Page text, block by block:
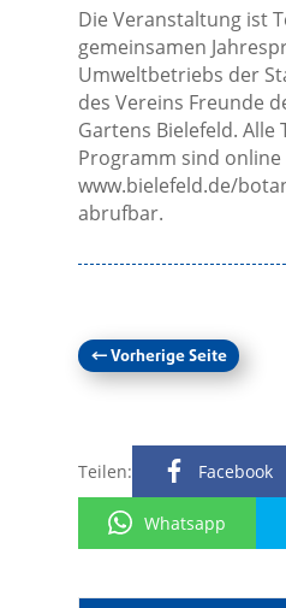
Die Veranstaltung ist
gemeinsamen
Umweltbetriebs der
des Vereins Freunde
Gartens Bielefeld. Alle
Programm sind
www.bielefeld.de/
abrufbar.
←Vorherige Seite
Teilen: Facebook
Whatsapp